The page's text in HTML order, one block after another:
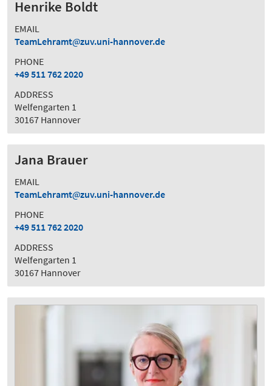
Henrike Boldt
EMAIL
TeamLehramt
zuv.uni-hannover.de
PHONE
+49 511 762 2020
ADDRESS
Welfengarten 1
30167 Hannover
Jana Brauer
EMAIL
TeamLehramt
zuv.uni-hannover.de
PHONE
+49 511 762 2020
ADDRESS
Welfengarten 1
30167 Hannover